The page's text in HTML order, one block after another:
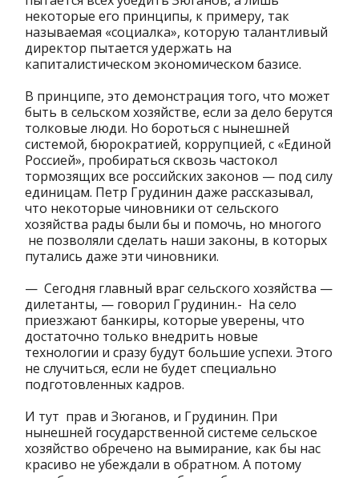
некоторые его принципы, к примеру, так
называемая «социалка», которую талантливый
директор пытается удержать на
капиталистическом экономическом базисе.
В принципе, это демонстрация того, что может
быть в сельском хозяйстве, если за дело берутся
толковые люди. Но бороться с нынешней
системой, бюрократией, коррупцией, с «Единой
Россией», пробираться сквозь частокол
тормозящих все российских законов — под силу
единицам. Петр Грудинин даже рассказывал,
что некоторые чиновники от сельского
хозяйства рады были бы и помочь, но многого
не позволяли сделать наши законы, в которых
путались даже эти чиновники.
— Сегодня главный враг сельского хозяйства —
дилетанты, — говорил Грудинин.- На село
приезжают банкиры, которые уверены, что
достаточно только внедрить новые
технологии и сразу будут большие успехи. Этого
не случиться, если не будет специально
подготовленных кадров.
И тут прав и Зюганов, и Грудинин. При
нынешней государственной системе сельское
хозяйство обречено на вымирание, как бы нас
красиво не убеждали в обратном. А потому